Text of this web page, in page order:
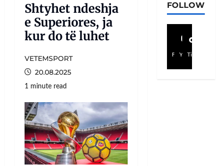
Shtyhet ndeshja
e Superiores, ja
kur do të luhet
VETEMSPORT
20.08.2025
1 minute read
FOLLOW
Facebook
YouTube
TikTok